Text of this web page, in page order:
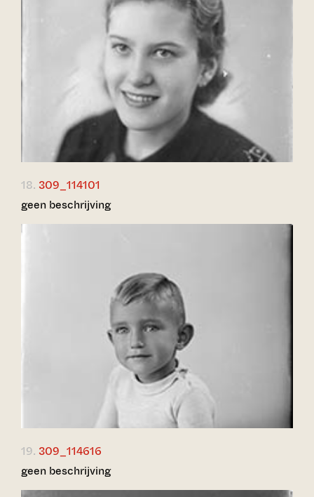
18. 309_114101
geen beschrijving
19. 309_114616
geen beschrijving